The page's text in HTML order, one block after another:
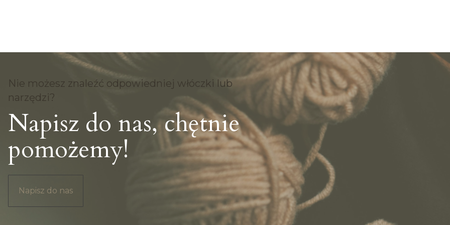
Nie możesz znaleźć odpowiedniej włóczki lub
narzędzi?
Napisz do nas, chętnie
pomożemy!
Napisz do nas